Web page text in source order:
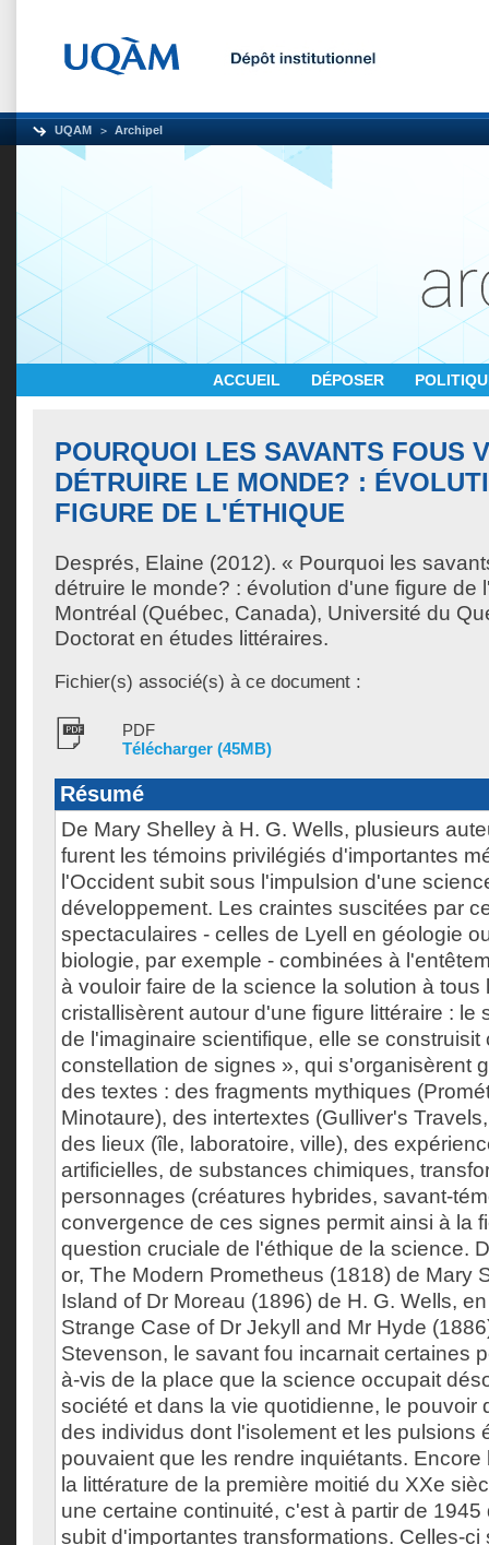
UQAM Archipel
ACCUEIL DÉPOSER
POURQUOI LES SAVANTS FOUS
DÉTRUIRE LE MONDE? :
FIGURE DE L'ÉTHIQUE
Després, Elaine (2012). « Pourquoi les
détruire le monde? : évolution d'une figure de
Montréal (Québec, Canada), Université du
Doctorat en études littéraires.
Fichier(s) associé(s) à ce document :
PDF
Télécharger (45MB)
Résumé
De Mary Shelley à H. G. Wells, plusieurs
furent les témoins privilégiés d'importantes
l'Occident subit sous l'impulsion d'une
développement. Les craintes suscitées par
spectaculaires - celles de Lyell en géologie
biologie, par exemple - combinées à
à vouloir faire de la science la solution à tous
cristallisèrent autour d'une figure littéraire :
de l'imaginaire scientifique, elle se construisit
constellation de signes », qui s'organisèrent
des textes : des fragments mythiques
Minotaure), des intertextes (Gulliver's
des lieux (île, laboratoire, ville), des
artificielles, de substances chimiques,
personnages (créatures hybrides, savant-
convergence de ces signes permit ainsi à la
question cruciale de l'éthique de la science.
or, The Modern Prometheus (1818) de Mary
Island of Dr Moreau (1896) de H. G. Wells,
Strange Case of Dr Jekyll and Mr Hyde
Stevenson, le savant fou incarnait certaines
à-vis de la place que la science occupait
société et dans la vie quotidienne, le pouvoir
des individus dont l'isolement et les pulsions
pouvaient que les rendre inquiétants.
la littérature de la première moitié du XXe
une certaine continuité, c'est à partir de
subit d'importantes transformations. Celles-ci